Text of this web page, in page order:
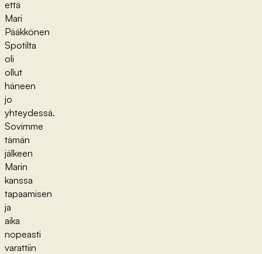
että
Mari
Pääkkönen
Spotilta
oli
ollut
häneen
jo
yhteydessä.
Sovimme
tämän
jälkeen
Marin
kanssa
tapaamisen
ja
aika
nopeasti
varattiin